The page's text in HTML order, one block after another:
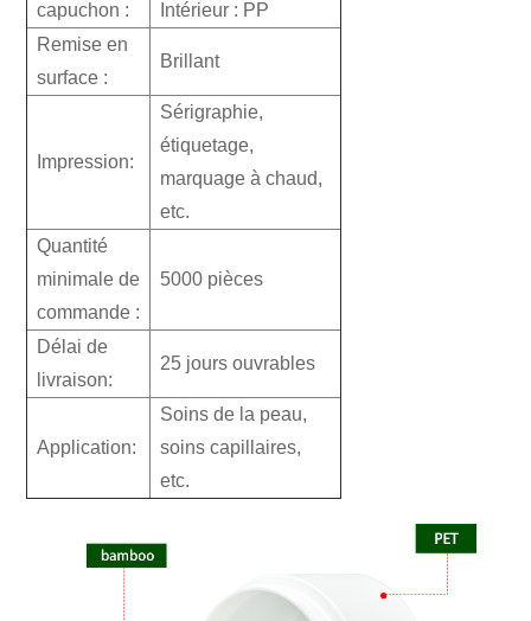
capuchon :
Intérieur : PP
Remise en
surface :
Brillant
Impression:
Sérigraphie,
étiquetage,
marquage à chaud,
etc.
Quantité
minimale de
commande :
5000 pièces
Délai de
livraison:
25 jours ouvrables
Application:
Soins de la peau,
soins capillaires,
etc.